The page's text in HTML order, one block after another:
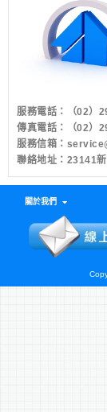
服務電話：
（02）
傳真電話：（02）
服務信箱：
聯絡地址：23141
關於我們